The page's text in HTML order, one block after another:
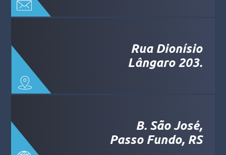
Rua Dionísio
Lângaro 203.
B. São José,
Passo Fundo, RS